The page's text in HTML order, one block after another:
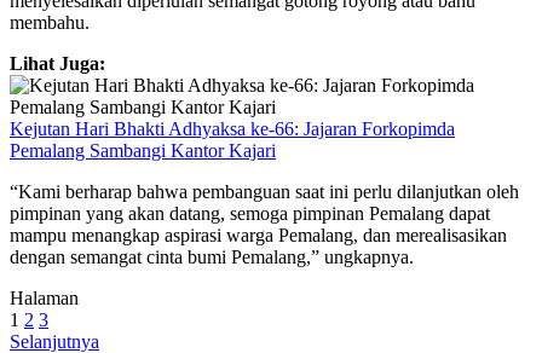
membahu.
Lihat Juga:
Kejutan Hari Bhakti Adhyaksa ke-66: Jajaran Forkopimda
Pemalang Sambangi Kantor Kajari
“Kami berharap bahwa pembanguan saat ini perlu dilanjutkan oleh
pimpinan yang akan datang, semoga pimpinan Pemalang dapat
mampu menangkap aspirasi warga Pemalang, dan merealisasikan
dengan semangat cinta bumi Pemalang,” ungkapnya.
Halaman
1 2 3
Selanjutnya